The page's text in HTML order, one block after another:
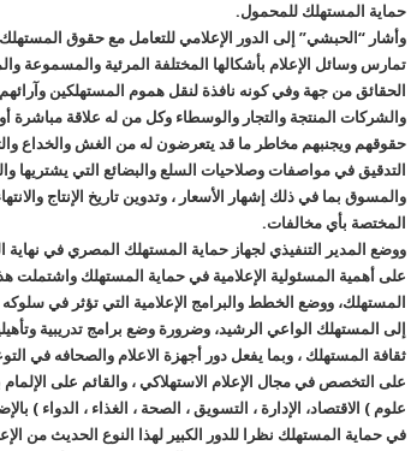
حماية المستهلك للمحمول.
وأشار “الحبشي” إلى الدور الإعلامي للتعامل مع حقوق
تمارس وسائل الإعلام بأشكالها المختلفة المرئية والمسموعة
الحقائق من جهة وفي كونه نافذة لنقل هموم المستهلكين
والشركات المنتجة والتجار والوسطاء وكل من له علاقة
حقوقهم ويجنبهم مخاطر ما قد يتعرضون له من الغش والخداع
التدقيق في مواصفات وصلاحيات السلع والبضائع التي يشتريها
والمسوق بما في ذلك إشهار الأسعار ، وتدوين تاريخ الإنتاج
المختصة بأي مخالفات.
ووضع المدير التنفيذي لجهاز حماية المستهلك المصري في نهاية
على أهمية المسئولية الإعلامية في حماية المستهلك واشتملت
المستهلك، ووضع الخطط والبرامج الإعلامية التي تؤثر في
إلى المستهلك الواعي الرشيد، وضرورة وضع برامج تدريبية
ثقافة المستهلك ، وبما يفعل دور أجهزة الاعلام والصحافه في
على التخصص في مجال الإعلام الاستهلاكي ، والقائم على
علوم ) الاقتصاد، الإدارة ، التسويق ، الصحة ، الغذاء ، الدواء )
في حماية المستهلك نظرا للدور الكبير لهذا النوع الحديث من